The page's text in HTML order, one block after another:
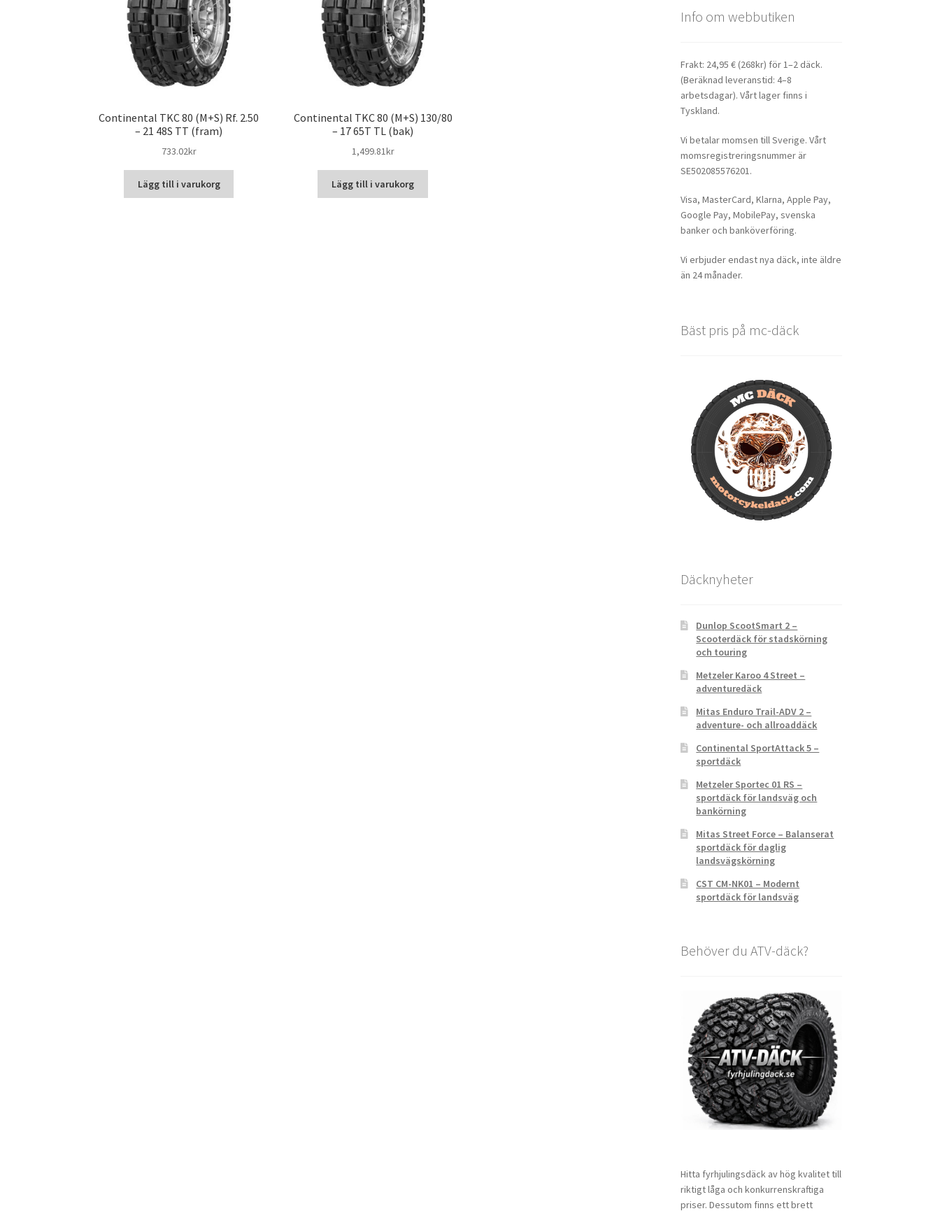
Continental TKC 80 (M+S) Rf. 2.50
– 21 48S TT (fram)
733.02kr
Lägg till i varukorg
Continental TKC 80 (M+S) 130/80
– 17 65T TL (bak)
1,499.81kr
Lägg till i varukorg
Info om webbutiken
Frakt: 24,95 € (268kr) för 1–2 däck.
(Beräknad leveranstid: 4–8
arbetsdagar). Vårt lager finns i
Tyskland.
Vi betalar momsen till Sverige. Vårt
momsregistreringsnummer är
SE502085576201.
Visa, MasterCard, Klarna, Apple Pay,
Google Pay, MobilePay, svenska
banker och banköverföring.
Vi erbjuder endast nya däck, inte äldre
än 24 månader.
Bäst pris på mc-däck
Däcknyheter
Dunlop ScootSmart 2 –
Scooterdäck för stadskörning
och touring
Metzeler Karoo 4 Street –
adventuredäck
Mitas Enduro Trail-ADV 2 –
adventure- och allroaddäck
Continental SportAttack 5 –
sportdäck
Metzeler Sportec 01 RS –
sportdäck för landsväg och
bankörning
Mitas Street Force – Balanserat
sportdäck för daglig
landsvägskörning
CST CM-NK01 – Modernt
sportdäck för landsväg
Behöver du ATV-däck?
Hitta fyrhjulingsdäck av hög kvalitet till
riktigt låga och konkurrenskraftiga
priser. Dessutom finns ett brett